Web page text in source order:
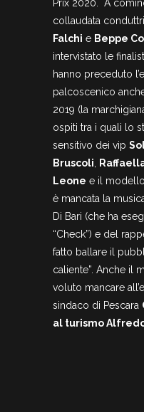
Prix 2020. A
collaudata
Falchi e Beppe
intervistato le
hanno preceduto
palcoscenico
2019 (la
ospiti tra i quali lo
sensitivo dei vip
Bruscoli
Leone e il modello
è mancata la
Di Bari (che ha
“Check”) e del
fatto ballare il
caliente”. Anche il
voluto mancare
sindaco di Pescara
al turismo